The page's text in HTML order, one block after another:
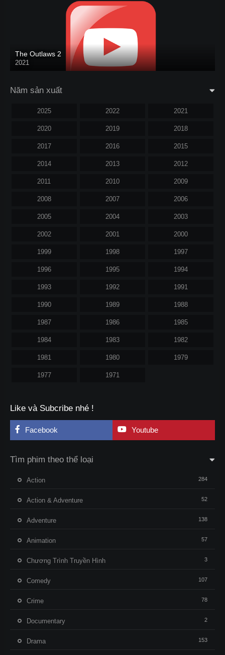
The Outlaws 2
2021
Năm sản xuất
2025 2022 2021
2020 2019 2018
2017 2016 2015
2014 2013 2012
2011 2010 2009
2008 2007 2006
2005 2004 2003
2002 2001 2000
1999 1998 1997
1996 1995 1994
1993 1992 1991
1990 1989 1988
1987 1986 1985
1984 1983 1982
1981 1980 1979
1977 1971
Like và Subcribe nhé !
Facebook Youtube
Tìm phim theo thể loại
Action 284
Action & Adventure 52
Adventure 138
Animation 57
Chương Trình Truyền Hình 3
Comedy 107
Crime 78
Documentary 2
Drama 153